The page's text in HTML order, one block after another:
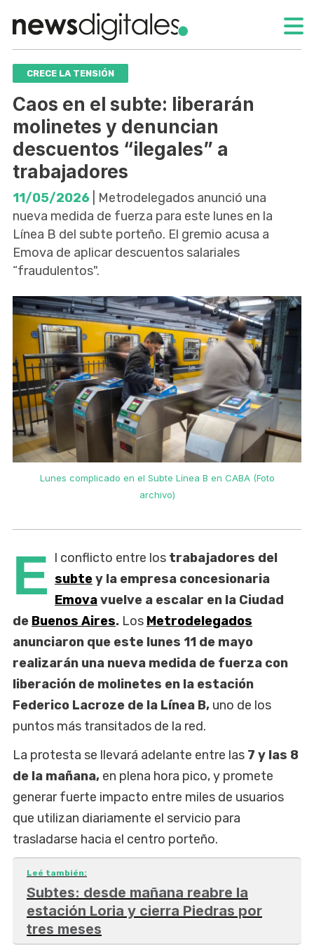
CRECE LA TENSIÓN
Caos en el subte: liberarán
molinetes y denuncian
descuentos “ilegales” a
trabajadores
11/05/2026 | Metrodelegados anunció una
nueva medida de fuerza para este lunes en la
Línea B del subte porteño. El gremio acusa a
Emova de aplicar descuentos salariales
“fraudulentos".
Lunes complicado en el Subte Línea B en CABA (Foto
archivo)
E l conflicto entre los trabajadores del
subtey la empresa concesionaria
Emovavuelve a escalar en la Ciudad
de Buenos Aires. Los Metrodelegados
anunciaron que este lunes 11 de mayo
realizarán una nueva medida de fuerza con
liberación de molinetes en la estación
Federico Lacroze de la Línea B, uno de los
puntos más transitados de la red.
La protesta se llevará adelante entre las 7 y las 8
de la mañana, en plena hora pico, y promete
generar fuerte impacto entre miles de usuarios
que utilizan diariamente el servicio para
trasladarse hacia el centro porteño.
Leé también:
Subtes: desde mañana reabre la
estación Loria y cierra Piedras por
tres meses